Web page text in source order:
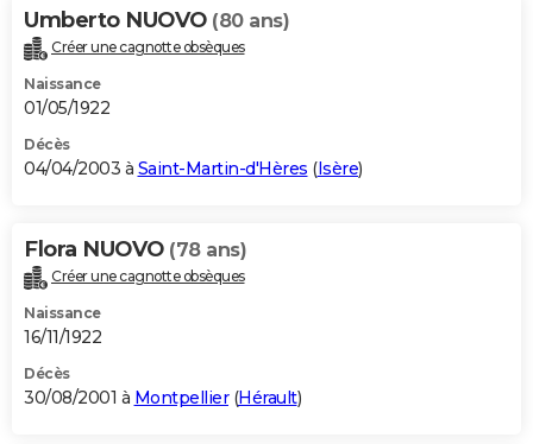
Umberto NUOVO (80 ans)
Créer une cagnotte obsèques
Naissance
01/05/1922
Décès
04/04/2003 à Saint-Martin-d'Hères (Isère)
Flora NUOVO (78 ans)
Créer une cagnotte obsèques
Naissance
16/11/1922
Décès
30/08/2001 à Montpellier(Hérault)